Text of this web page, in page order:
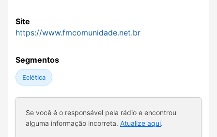
Site
https://www.fmcomunidade.net.br
Segmentos
Eclética
Se você é o responsável pela rádio e encontrou
alguma informação incorreta. Atualize aqui.